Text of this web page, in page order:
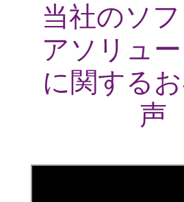
当社のソ
アソリュ
に関する
声